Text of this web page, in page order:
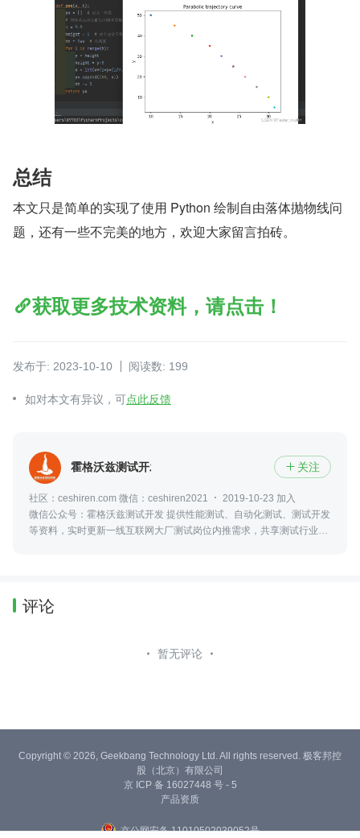
总结
本文只是简单的实现了使用 Python 绘制自由落体抛物线问
题，还有一些不完美的地方，欢迎大家留言拍砖。
获取更多技术资料，请点击！
发布于: 2023-10-10 阅读数: 199
如对本文有异议，可点此反馈
霍格沃兹测试开发学社  关注
社区：ceshiren.com 微信：ceshiren2021
2019-10-23 加入
微信公众号：霍格沃兹测试开发 提供性能测试、自动化测试、测试开发
等资料，实时更新一线互联网大厂测试岗位内推需求，共享测试行业动
评论
暂无评论
Copyright © 2026, Geekbang Technology Ltd. All rights reserved. 极客邦控
股（北京）有限公司
京 ICP 备 16027448 号 - 5
产品资质
京公网安备 11010502039052号